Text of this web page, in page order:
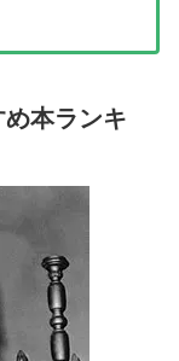
め本ランキ